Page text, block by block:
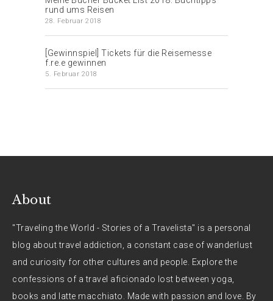
rund ums Reisen
28. Februar 2018
[Gewinnspiel] Tickets für die Reisemesse
f.re.e gewinnen
5. Februar 2018
About
"Traveling the World - Stories of a Travelista" is a personal
blog about travel addiction, a constant case of wanderlust
and curiosity for other cultures and people. Explore the
confessions of a travel aficionado lost between yoga,
books and latte macchiato. Made with passion and love. By